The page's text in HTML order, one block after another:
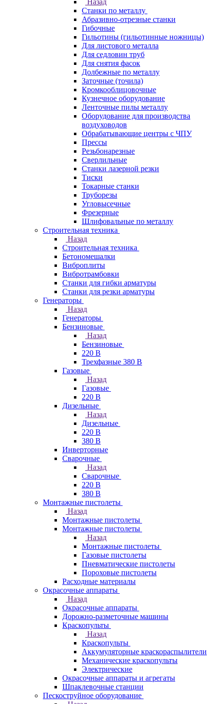
Назад
Станки по металлу
Абразивно-отрезные станки
Гибочные
Гильотины (гильотинные ножницы)
Для листового металла
Для седловин труб
Для снятия фасок
Долбежные по металлу
Заточные (точила)
Кромкооблицовочные
Кузнечное оборудование
Ленточные пилы металлу
Оборудование для производства
воздуховодов
Обрабатывающие центры с ЧПУ
Прессы
Резьбонарезные
Сверлильные
Станки лазерной резки
Тиски
Токарные станки
Труборезы
Угловысечные
Фрезерные
Шлифовальные по металлу
Строительная техника
Назад
Строительная техника
Бетономешалки
Виброплиты
Вибротрамбовки
Станки для гибки арматуры
Станки для резки арматуры
Генераторы
Назад
Генераторы
Бензиновые
Назад
Бензиновые
220 В
Трехфазные 380 В
Газовые
Назад
Газовые
220 В
Дизельные
Назад
Дизельные
220 В
380 В
Инверторные
Сварочные
Назад
Сварочные
220 В
380 В
Монтажные пистолеты
Назад
Монтажные пистолеты
Монтажные пистолеты
Назад
Монтажные пистолеты
Газовые пистолеты
Пневматические пистолеты
Пороховые пистолеты
Расходные материалы
Окрасочные аппараты
Назад
Окрасочные аппараты
Дорожно-разметочные машины
Краскопульты
Назад
Краскопульты
Аккумуляторные краскораспылители
Механические краскопульты
Электрические
Окрасочные аппараты и агрегаты
Шпаклевочные станции
Пескоструйное оборудование